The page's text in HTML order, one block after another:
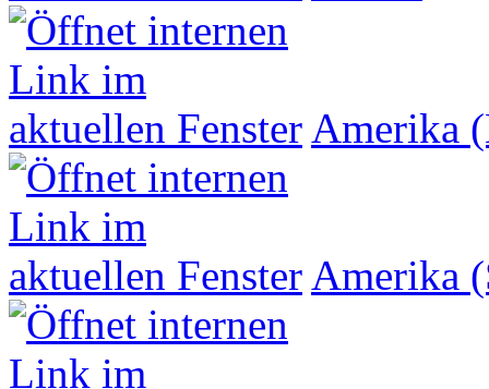
Amerika
Amerika